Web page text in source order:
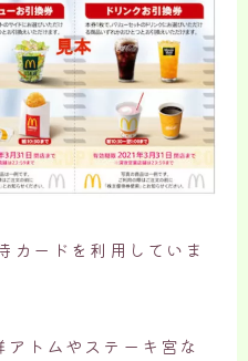
カードを利用していま
トムやステーキ宮な